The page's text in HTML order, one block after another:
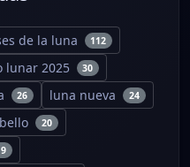
de la luna 112
lunar 2025 30
26 luna nueva 24
20